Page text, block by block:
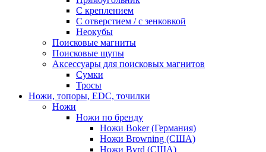
С креплением
С отверстием / с зенковкой
Неокубы
Поисковые магниты
Поисковые щупы
Аксессуары для поисковых магнитов
Сумки
Тросы
Ножи, топоры, EDC, точилки
Ножи
Ножи по бренду
Ножи Boker (Германия)
Ножи Browning (США)
Ножи Byrd (США)